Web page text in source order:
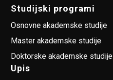
Studijski programi
Osnovne akademske studije
Master akademske studije
Doktorske akademske studije
Upis